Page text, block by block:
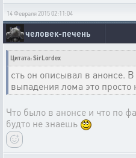
14 Февраля 2015 02:11:04
человек-печень
Цитата: SirLordex
сть он описывал в анонсе.
выпадения лома это
Что было в анонсе и что по
будто не знаешь